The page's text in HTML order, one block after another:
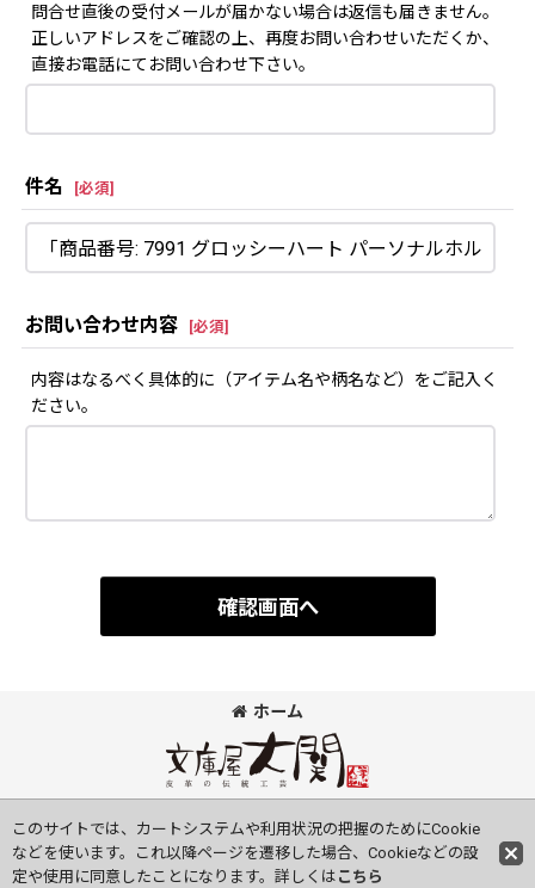
問合せ直後の受付メールが届かない場合は返信も届きません。
正しいアドレスをご確認の上、再度お問い合わせいただくか、
直接お電話にてお問い合わせ下さい。
件名 [必須]
お問い合わせ内容 [必須]
内容はなるべく具体的に（アイテム名や柄名など）をご記入く
ださい。
確認画面へ
ホーム
このサイトでは、カートシステムや利用状況の把握のためにCookie
などを使います。これ以降ページを遷移した場合、Cookieなどの設
定や使用に同意したことになります。詳しくは こちら